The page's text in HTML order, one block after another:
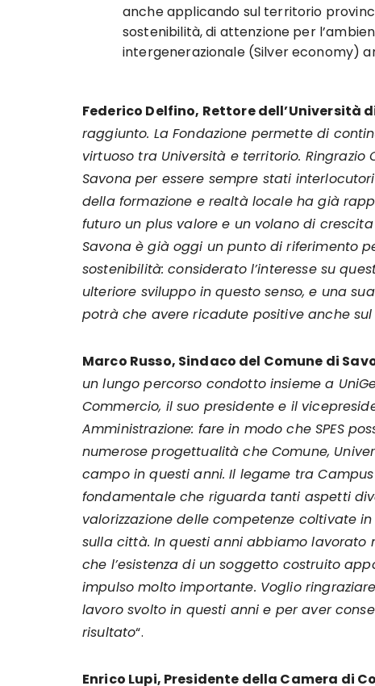
anche applicando sul territorio
sostenibilità, di attenzione per
intergenerazionale (Silver economy)
Federico Delfino, Rettore dell’Università
raggiunto. La Fondazione permette di
virtuoso tra Università e territorio.
Savona per essere sempre stati
della formazione e realtà locale ha già
futuro un plus valore e un volano di
Savona è già oggi un punto di riferimento
sostenibilità: considerato l’interesse su
ulteriore sviluppo in questo senso, e una
potrà che avere ricadute positive anche
Marco Russo, Sindaco del Comune di
un lungo percorso condotto insieme a
Commercio, il suo presidente e il
Amministrazione: fare in modo che SPES
numerose progettualità che Comune,
campo in questi anni. Il legame tra
fondamentale che riguarda tanti aspetti
valorizzazione delle competenze coltivate
sulla città. In questi anni abbiamo lavorato
che l’esistenza di un soggetto costruito
impulso molto importante. Voglio
lavoro svolto in questi anni e per aver
risultato“.
Enrico Lupi, Presidente della Camera di